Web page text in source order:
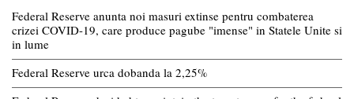
Federal Reserve anunta noi masuri extinse pentru combaterea
crizei COVID-19, care produce pagube "imense" in Statele Unite si
in lume
Federal Reserve urca dobanda la 2,25%